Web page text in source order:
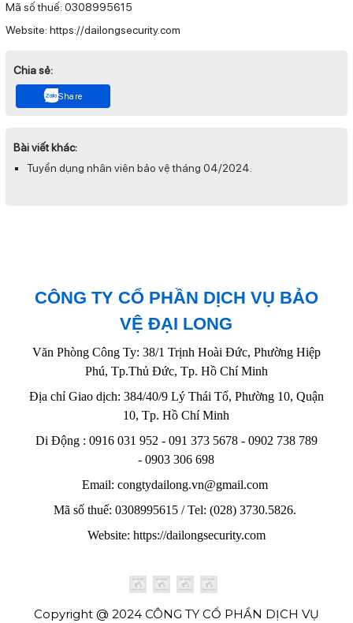
Mã số thuế: 0308995615
Website: https://dailongsecurity.com
Chia sẻ:
Share
Bài viết khác:
Tuyển dụng nhân viên bảo vệ tháng 04/2024.
CÔNG TY CỔ PHẦN DỊCH VỤ BẢO
VỆ ĐẠI LONG
Văn Phòng Công Ty: 38/1 Trịnh Hoài Đức, Phường Hiệp
Phú, Tp.Thủ Đức, Tp. Hồ Chí Minh
Địa chỉ Giao dịch: 384/40/9 Lý Thái Tổ, Phường 10, Quận
10, Tp. Hồ Chí Minh
Di Động : 0916 031 952 - 091 373 5678 - 0902 738 789
-0903 306 698
Email: congtydailong.vn@gmail.com
Mã số thuế: 0308995615 / Tel: (028) 3730.5826.
Website: https://dailongsecurity.com
Copyright @ 2024 CÔNG TY CỔ PHẦN DỊCH VỤ